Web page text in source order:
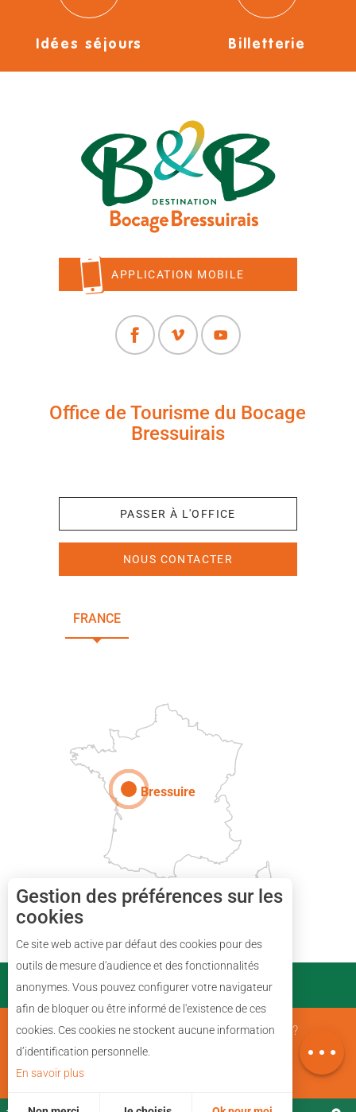
Tarifs
Carte
Idées séjours Billetterie
APPLICATION MOBILE
Office de Tourisme du Bocage
Bressuirais
PASSER À L'OFFICE
NOUS CONTACTER
FRANCE
Bressuire
PARTENAIRES
Mentions Légales Qui sommes nous ?
Gestion des préférences sur les
cookies
Ce site web active par défaut des cookies pour des
outils de mesure d'audience et des fonctionnalités
anonymes. Vous pouvez configurer votre navigateur
afin de bloquer ou être informé de l'existence de ces
cookies. Ces cookies ne stockent aucune information
d’identification personnelle.
En savoir plus